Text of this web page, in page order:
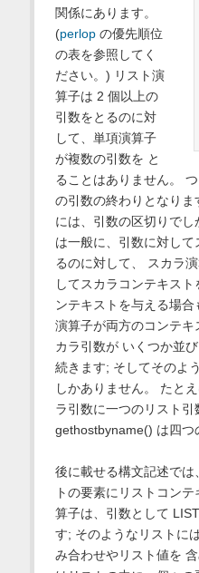
関係にあります。
(perlopの優先順位
の表を参照してく
ださい。) リスト演
算子は 2 個以上の
引数をとるのに対
して、単項演算子
が複数の引数を と
ることはありません。
の引数の終わりとなり
には、引数の区切りで
は一般に、引数に対して
るのに対して、 スカラ
してスカラコンテキス
ンテキストを与える場
演算子が両方のコンテ
カラ引数が いくつか並
続きます; そしてそのよ
しかありません。 たと
ラ引数に一つのリスト
gethostbyname() は四つ
後に載せる構文記述で
トの要素にリストコン
算子は、引数として
す; そのようなリストに
み合わせやリスト値を